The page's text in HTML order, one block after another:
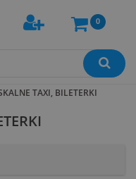
0
TAXI, BILETERKI